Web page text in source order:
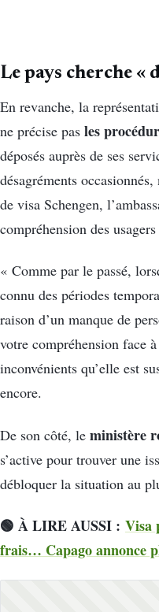
Le pays cherche «
En revanche, la
ne précise pas les
déposés auprès de ses
désagréments
de visa Schengen,
compréhension des
« Comme par le passé,
connu des périodes
raison d’un manque de
votre compréhension face
inconvénients qu’elle est
encore.
De son côté, le ministère
s’active pour trouver une
débloquer la situation au
🟢 À LIRE AUSSI : Visa
frais… Capago annonce